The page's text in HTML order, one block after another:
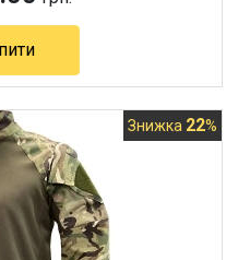
Знижка 22%